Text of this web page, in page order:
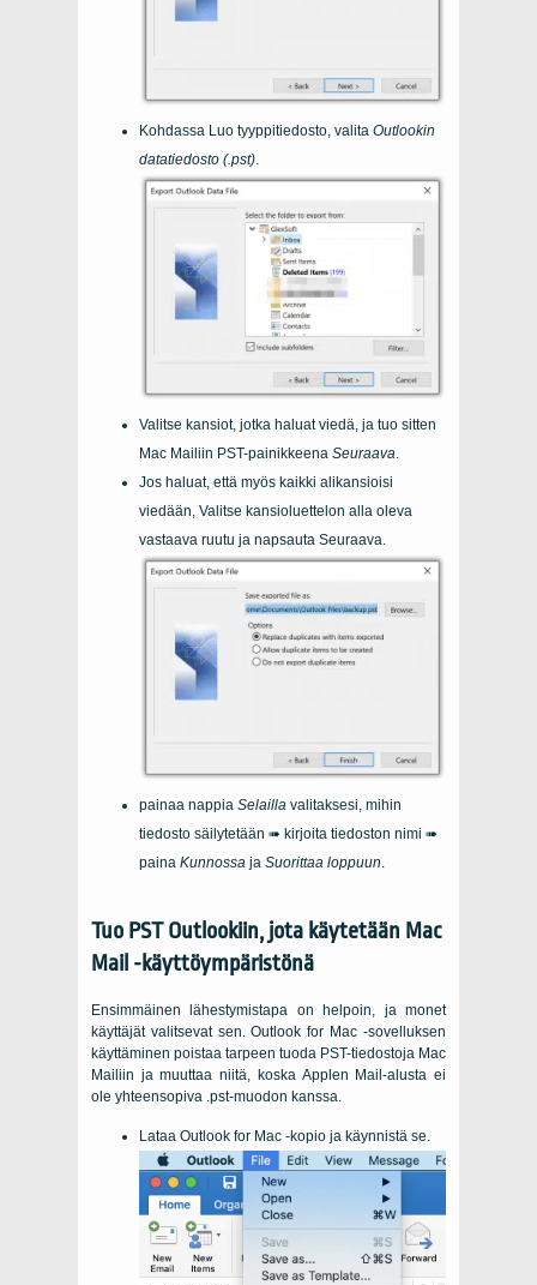
Kohdassa Luo tyyppitiedosto, valita Outlookin
datatiedosto (.pst).
Valitse kansiot, jotka haluat viedä, ja tuo sitten
Mac Mailiin PST-painikkeena Seuraava.
Jos haluat, että myös kaikki alikansioisi
viedään, Valitse kansioluettelon alla oleva
vastaava ruutu ja napsauta Seuraava.
painaa nappia Selailla valitaksesi, mihin
tiedosto säilytetään ➠ kirjoita tiedoston nimi ➠
paina Kunnossa ja Suorittaa loppuun
Tuo PST Outlookiin, jota käytetään Mac
Mail -käyttöympäristönä
Ensimmäinen lähestymistapa on helpoin, ja monet
käyttäjät valitsevat sen. Outlook for Mac -sovelluksen
käyttäminen poistaa tarpeen tuoda PST-tiedostoja Mac
Mailiin ja muuttaa niitä, koska Applen Mail-alusta ei
ole yhteensopiva .pst-muodon kanssa.
Lataa Outlook for Mac -kopio ja käynnistä se.